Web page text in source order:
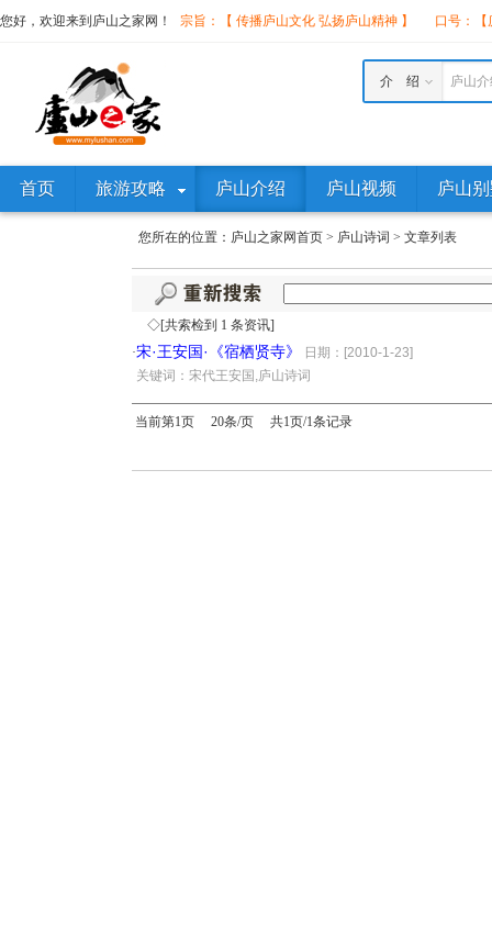
您好，欢迎来到庐山之家网！ 宗旨：【 传播庐山文化 弘扬庐山精神 】 口号：
庐山
介 绍
首页 旅游攻略 庐山介绍 庐山视频 庐山
您所在的位置： 庐山之家网首页 > 庐山诗词 > 文章列表
◇[共索检到 1 条资讯]
·宋·王安国·《宿栖贤寺》
日期：[2010-1-23]
关键词：宋代王安国,庐山诗词
当前第1页 20条/页 共1页/1条记录